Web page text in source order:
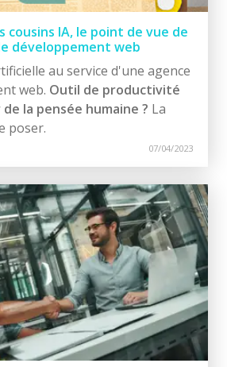
cousins IA, le point de vue de
développement web
au service d'une agence
web. Outil de productivité
la pensée humaine ? La
poser.
07/04/2023